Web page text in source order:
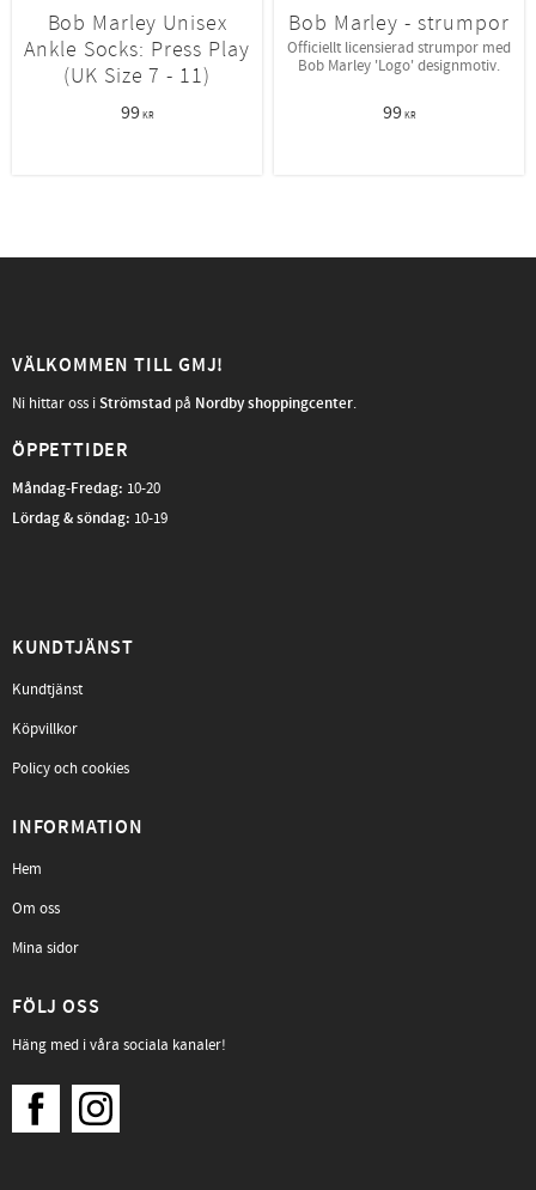
Bob Marley Unisex
Ankle Socks: Press Play
(UK Size 7 - 11)
99KR
Bob Marley - strumpor
Officiellt licensierad strumpor med
Bob Marley 'Logo' designmotiv.
99KR
VÄLKOMMEN TILL GMJ!
Ni hittar oss iStrömstad på Nordby shoppingcenter.
ÖPPETTIDER
Måndag-Fredag: 10-20
Lördag & söndag: 10-19
KUNDTJÄNST
Kundtjänst
Köpvillkor
Policy och cookies
INFORMATION
Hem
Om oss
Mina sidor
FÖLJ OSS
Häng med i våra sociala kanaler!